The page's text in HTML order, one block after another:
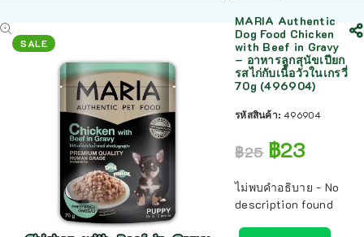
SALE
MARIA Authentic
Dog Food Chicken
with Beef in Gravy
– อาหารลูกสุนัขเปียก
รสไก่กับเนื้อวัวในเกรวี่
70g (496904)
รหัสสินค้า:496904
฿25 ฿23
ไม่พบคำอธิบาย - No
description found